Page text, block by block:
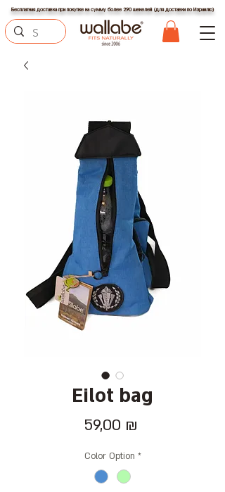
Бесплатная доставка при покупке на сумму более 290 шекелей (для доставки по Израилю)
Eilot bag
59,00 ₪
Color Option *